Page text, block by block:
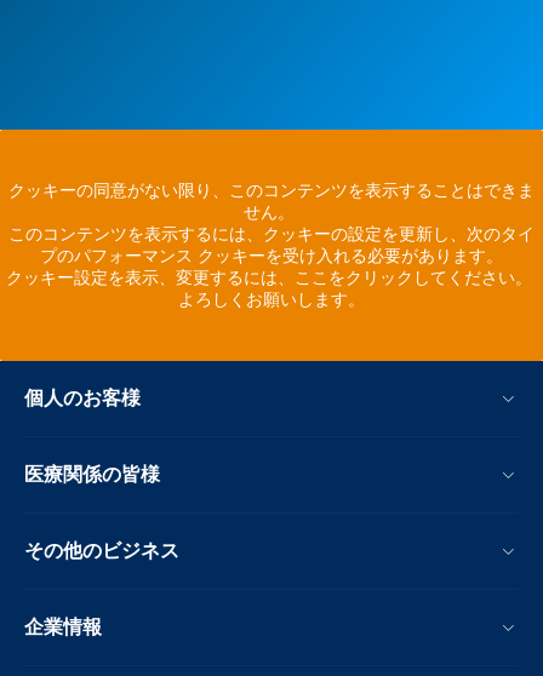
クッキーの同意がない限り、このコンテンツを表示することはできま
せん。
このコンテンツを表示するには、クッキーの設定を更新し、次のタイ
プのパフォーマンス クッキーを受け入れる必要があります。
クッキー設定を表示、変更するには、ここをクリックしてください。
よろしくお願いします。
個人のお客様
医療関係の皆様
その他のビジネス
企業情報